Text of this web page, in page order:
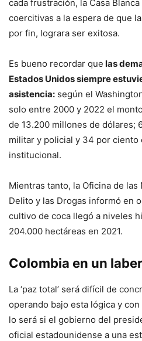
cada frustración, la Casa
coercitivas a la espera de que la
por fin, lograra ser exitosa.
Es bueno recordar que las
Estados Unidos siempre
asistencia: según el
solo entre 2000 y 2022 el
de 13.200 millones de dólares;
militar y policial y 34 por ciento
institucional.
Mientras tanto, la Oficina de
Delito y las Drogas informó en
cultivo de coca llegó a niveles
204.000 hectáreas en 2021.
Colombia en un
La ‘paz total’ será difícil de
operando bajo esta lógica y
lo será si el gobierno del
oficial estadounidense a una